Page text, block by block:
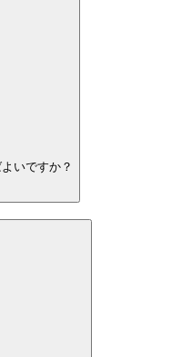
いですか？